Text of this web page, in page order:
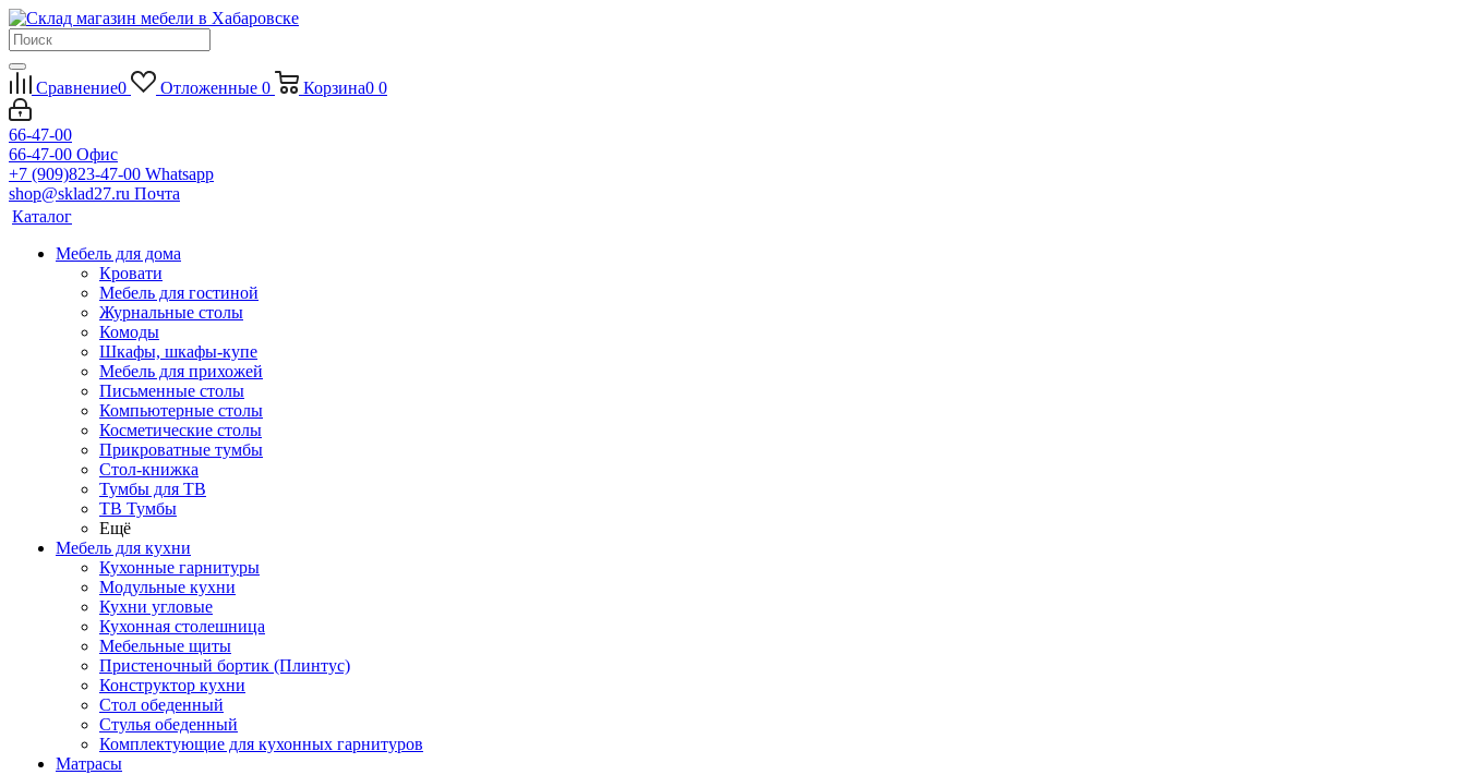
Сравнение0 Отложенные 0 Корзина0 0
66-47-00
66-47-00 Офис
+7 (909)823-47-00 Whatsapp
shop@sklad27.ru Почта
Каталог
Мебель для дома
Кровати
Мебель для гостиной
Журнальные столы
Комоды
Шкафы, шкафы-купе
Мебель для прихожей
Письменные столы
Компьютерные столы
Косметические столы
Прикроватные тумбы
Стол-книжка
Тумбы для ТВ
ТВ Тумбы
Ещё
Мебель для кухни
Кухонные гарнитуры
Модульные кухни
Кухни угловые
Кухонная столешница
Мебельные щиты
Пристеночный бортик (Плинтус)
Конструктор кухни
Стол обеденный
Стулья обеденный
Комплектующие для кухонных гарнитуров
Матраcы